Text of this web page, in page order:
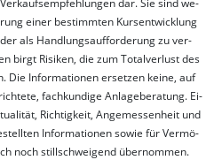
dar. Sie sind we­
ei­ner be­stim­mt­en Kurs­ent­wick­lung
als Handl­ungs­auf­for­der­ung zu ver­
birgt Ri­si­ken, die zum To­tal­ver­lust des
Die In­for­ma­tion­en er­setz­en kei­ne, auf
fach­kun­di­ge An­la­ge­be­ra­tung. Ei­
Rich­tig­keit, An­ge­mes­sen­heit und
In­for­ma­tion­en so­wie für Ver­mö­
noch stil­lschwei­gend über­nom­men.